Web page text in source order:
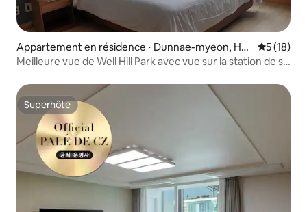
Appartement en résidence ⋅ Dunnae-myeon, Ho
engseon
5 (18)
Meilleure vue de Well Hill Park avec vue sur la station de ski
Superhôte
Superhôte